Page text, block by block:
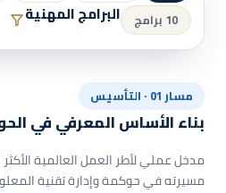
10 برامج
البرامج المهنية
مسار 01 · التأسيس
بناء الأساس المعرفي في
مدخل عملي لأطر العمل العالمية
مسيرته في حوكمة وإدارة تقنية